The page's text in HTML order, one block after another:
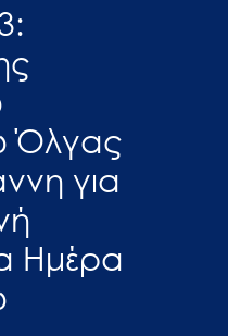
Όλγας
για
Ημέρα